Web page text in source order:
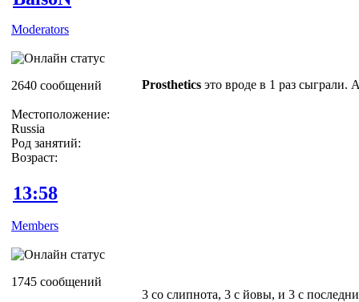
Moderators
2640 сообщений
Местоположение:
Russia
Род занятий:
Возраст:
Prosthetics это вроде в 1 раз сыграли.
13:58
Members
1745 сообщений
3 со слипнота, 3 с йовы, и 3 с